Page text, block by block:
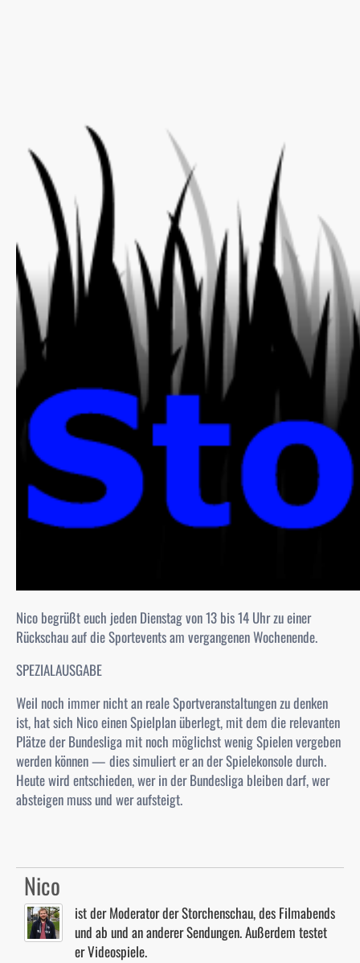
Nico begrüßt euch jeden Dienstag von 13 bis 14 Uhr zu einer
Rückschau auf die Sportevents am vergangenen Wochenende.
SPEZIALAUSGABE
Weil noch immer nicht an reale Sportveranstaltungen zu denken
ist, hat sich Nico einen Spielplan überlegt, mit dem die relevanten
Plätze der Bundesliga mit noch möglichst wenig Spielen vergeben
werden können — dies simuliert er an der Spielekonsole durch.
Heute wird entschieden, wer in der Bundesliga bleiben darf, wer
absteigen muss und wer aufsteigt.
Nico
ist der Moderator der Storchenschau, des Filmabends
und ab und an anderer Sendungen. Außerdem testet
er Videospiele.